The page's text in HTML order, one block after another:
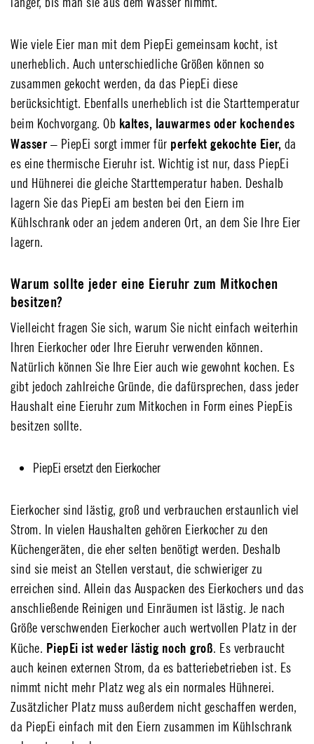
Wie viele Eier man mit dem PiepEi gemeinsam kocht, ist
unerheblich. Auch unterschiedliche Größen können so
zusammen gekocht werden, da das PiepEi diese
berücksichtigt. Ebenfalls unerheblich ist die Starttemperatur
beim Kochvorgang. Ob kaltes, lauwarmes oder kochendes
Wasser – PiepEi sorgt immer für perfekt gekochte Eier, da
es eine thermische Eieruhr ist. Wichtig ist nur, dass PiepEi
und Hühnerei die gleiche Starttemperatur haben. Deshalb
lagern Sie das PiepEi am besten bei den Eiern im
Kühlschrank oder an jedem anderen Ort, an dem Sie Ihre Eier
lagern.
Warum sollte jeder eine Eieruhr zum Mitkochen
besitzen?
Vielleicht fragen Sie sich, warum Sie nicht einfach weiterhin
Ihren Eierkocher oder Ihre Eieruhr verwenden können.
Natürlich können Sie Ihre Eier auch wie gewohnt kochen. Es
gibt jedoch zahlreiche Gründe, die dafürsprechen, dass jeder
Haushalt eine Eieruhr zum Mitkochen in Form eines PiepEis
besitzen sollte.
PiepEi ersetzt den Eierkocher
Eierkocher sind lästig, groß und verbrauchen erstaunlich viel
Strom. In vielen Haushalten gehören Eierkocher zu den
Küchengeräten, die eher selten benötigt werden. Deshalb
sind sie meist an Stellen verstaut, die schwieriger zu
erreichen sind. Allein das Auspacken des Eierkochers und das
anschließende Reinigen und Einräumen ist lästig. Je nach
Größe verschwenden Eierkocher auch wertvollen Platz in der
Küche. PiepEi ist weder lästig noch groß. Es verbraucht
auch keinen externen Strom, da es batteriebetrieben ist. Es
nimmt nicht mehr Platz weg als ein normales Hühnerei.
Zusätzlicher Platz muss außerdem nicht geschaffen werden,
da PiepEi einfach mit den Eiern zusammen im Kühlschrank